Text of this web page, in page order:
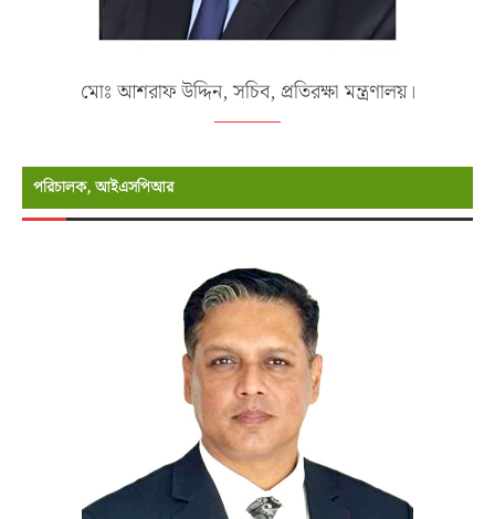
মোঃ আশরাফ উদ্দিন, সচিব, প্রতিরক্ষা মন্ত্রণালয়।
পরিচালক, আইএসপিআর